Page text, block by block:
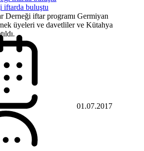
iftarda buluştu
Derneği iftar programı Germiyan
üyeleri ve davetliler ve Kütahya
01.07.2017